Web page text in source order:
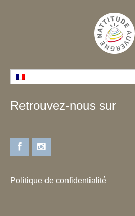
Retrouvez-nous sur
Politique de confidentialité